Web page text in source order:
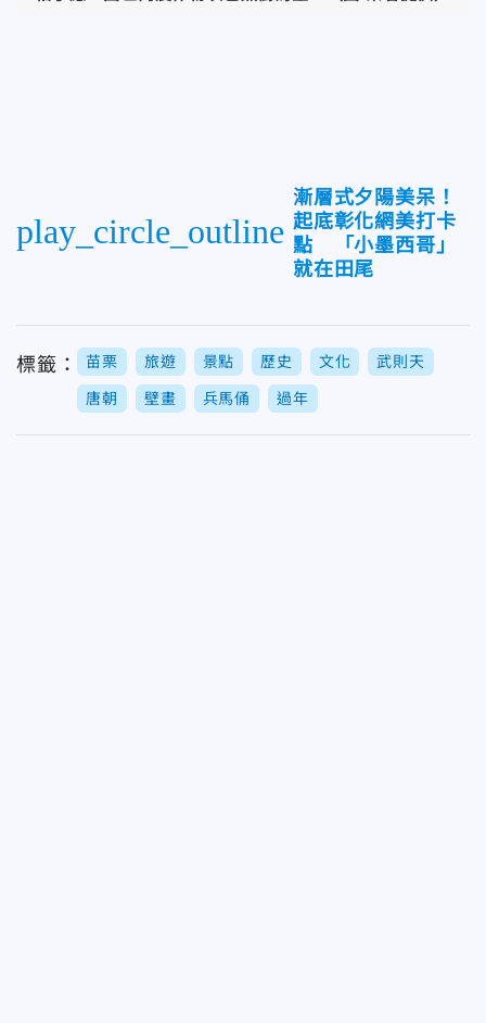
play_circle_outline
漸層式夕陽美呆！
起底彰化網美打卡
點 「小墨西哥」
就在田尾
標籤： 苗栗 旅遊 景點 歷史 文化 武則天
唐朝 壁畫 兵馬俑 過年